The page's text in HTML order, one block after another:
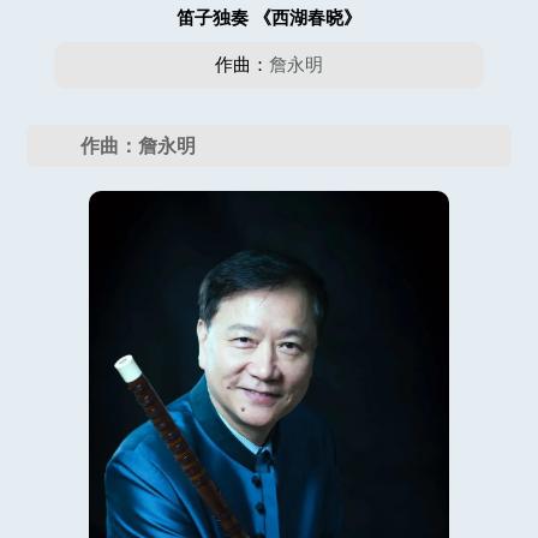
笛子独奏 《西湖春晓》
作曲： 詹永明
作曲：詹永明